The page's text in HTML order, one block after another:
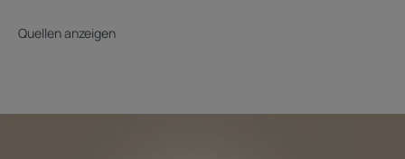
Quellen anzeigen